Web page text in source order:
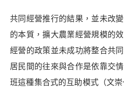
共同經營推行的結果，並未改
的本質，擴大農業經營規模的
經營的政策並未成功將整合共
居民間的往來與合作是依靠交
班這種集合式的互助模式（文